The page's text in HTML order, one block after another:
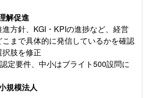
解促進
進方針、KGI・KPIの進捗など、経営
こまで具体的に発信しているかを確認
肢を修正
認定要件、中小はブライト500設問に
規模法人